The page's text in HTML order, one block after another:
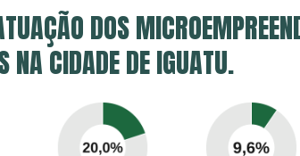
DOS
NA CIDADE DE IGUATU.